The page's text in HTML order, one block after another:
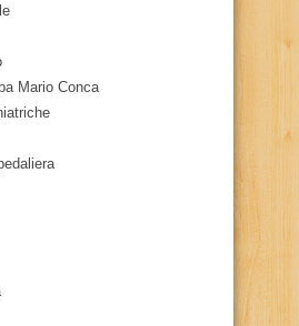
Mario Conca